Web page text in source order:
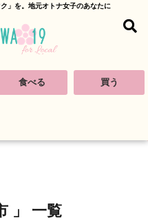
」を。地元オトナ女子のあなたに
食べる 買う
」 一覧